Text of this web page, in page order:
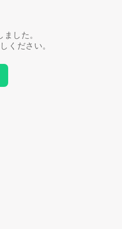
した。
ください。